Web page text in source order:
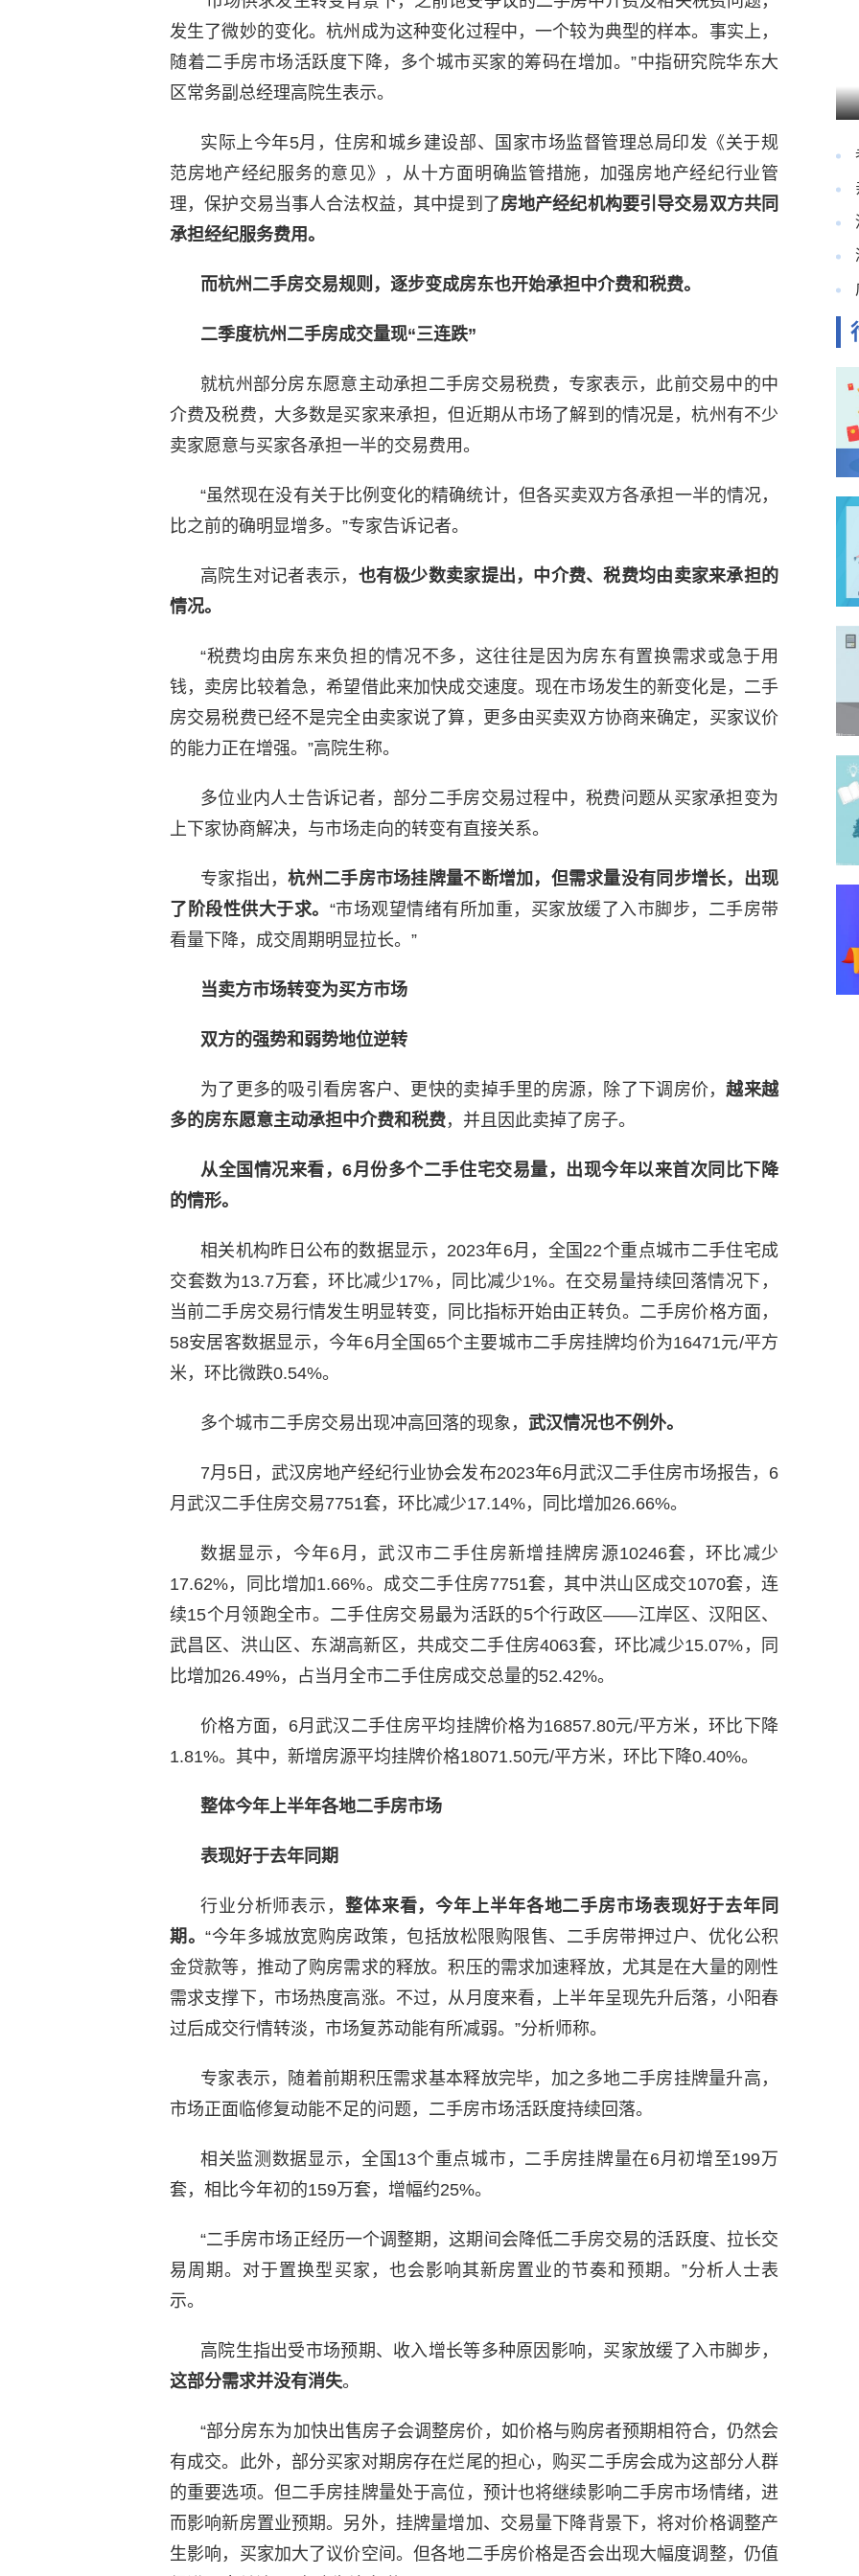
发生了微妙的变化。杭州成为这种变化过程中，一个较为典型的样本。事实上，
随着二手房市场活跃度下降，多个城市买家的筹码在增加。”中指研究院华东大
区常务副总经理高院生表示。
实际上今年5月，住房和城乡建设部、国家市场监督管理总局印发《关于规
范房地产经纪服务的意见》，从十方面明确监管措施，加强房地产经纪行业管
理，保护交易当事人合法权益，其中提到了房地产经纪机构要引导交易双方共同
承担经纪服务费用。
而杭州二手房交易规则，逐步变成房东也开始承担中介费和税费。
二季度杭州二手房成交量现“三连跌”
就杭州部分房东愿意主动承担二手房交易税费，专家表示，此前交易中的中
介费及税费，大多数是买家来承担，但近期从市场了解到的情况是，杭州有不少
卖家愿意与买家各承担一半的交易费用。
“虽然现在没有关于比例变化的精确统计，但各买卖双方各承担一半的情况，
比之前的确明显增多。”专家告诉记者。
高院生对记者表示， 也有极少数卖家提出，中介费、税费均由卖家来承担的
情况。
“税费均由房东来负担的情况不多，这往往是因为房东有置换需求或急于用
钱，卖房比较着急，希望借此来加快成交速度。现在市场发生的新变化是，二手
房交易税费已经不是完全由卖家说了算，更多由买卖双方协商来确定，买家议价
的能力正在增强。”高院生称。
多位业内人士告诉记者，部分二手房交易过程中，税费问题从买家承担变为
上下家协商解决，与市场走向的转变有直接关系。
专家指出，杭州二手房市场挂牌量不断增加，但需求量没有同步增长，出现
了阶段性供大于求。 “市场观望情绪有所加重，买家放缓了入市脚步，二手房带
看量下降，成交周期明显拉长。”
当卖方市场转变为买方市场
双方的强势和弱势地位逆转
为了更多的吸引看房客户、更快的卖掉手里的房源，除了下调房价，越来越
多的房东愿意主动承担中介费和税费，并且因此卖掉了房子。
从全国情况来看，6月份多个二手住宅交易量，出现今年以来首次同比下降
的情形。
相关机构昨日公布的数据显示，2023年6月，全国22个重点城市二手住宅成
交套数为13.7万套，环比减少17%，同比减少1%。在交易量持续回落情况下，
当前二手房交易行情发生明显转变，同比指标开始由正转负。二手房价格方面，
58安居客数据显示，今年6月全国65个主要城市二手房挂牌均价为16471元/平方
米，环比微跌0.54%。
多个城市二手房交易出现冲高回落的现象， 武汉情况也不例外。
7月5日，武汉房地产经纪行业协会发布2023年6月武汉二手住房市场报告，6
月武汉二手住房交易7751套，环比减少17.14%，同比增加26.66%。
数据显示，今年6月，武汉市二手住房新增挂牌房源10246套，环比减少
17.62%，同比增加1.66%。成交二手住房7751套，其中洪山区成交1070套，连
续15个月领跑全市。二手住房交易最为活跃的5个行政区——江岸区、汉阳区、
武昌区、洪山区、东湖高新区，共成交二手住房4063套，环比减少15.07%，同
比增加26.49%，占当月全市二手住房成交总量的52.42%。
价格方面，6月武汉二手住房平均挂牌价格为16857.80元/平方米，环比下降
1.81%。其中，新增房源平均挂牌价格18071.50元/平方米，环比下降0.40%。
整体今年上半年各地二手房市场
表现好于去年同期
行业分析师表示， 整体来看，今年上半年各地二手房市场表现好于去年同
期。 “今年多城放宽购房政策，包括放松限购限售、二手房带押过户、优化公积
金贷款等，推动了购房需求的释放。积压的需求加速释放，尤其是在大量的刚性
需求支撑下，市场热度高涨。不过，从月度来看，上半年呈现先升后落，小阳春
过后成交行情转淡，市场复苏动能有所减弱。”分析师称。
专家表示，随着前期积压需求基本释放完毕，加之多地二手房挂牌量升高，
市场正面临修复动能不足的问题，二手房市场活跃度持续回落。
相关监测数据显示，全国13个重点城市，二手房挂牌量在6月初增至199万
套，相比今年初的159万套，增幅约25%。
“二手房市场正经历一个调整期，这期间会降低二手房交易的活跃度、拉长交
易周期。对于置换型买家，也会影响其新房置业的节奏和预期。”分析人士表
示。
高院生指出受市场预期、收入增长等多种原因影响，买家放缓了入市脚步，
这部分需求并没有消失。
“部分房东为加快出售房子会调整房价，如价格与购房者预期相符合，仍然会
有成交。此外，部分买家对期房存在烂尾的担心，购买二手房会成为这部分人群
的重要选项。但二手房挂牌量处于高位，预计也将继续影响二手房市场情绪，进
而影响新房置业预期。另外，挂牌量增加、交易量下降背景下，将对价格调整产
生影响，买家加大了议价空间。但各地二手房价格是否会出现大幅度调整，仍值